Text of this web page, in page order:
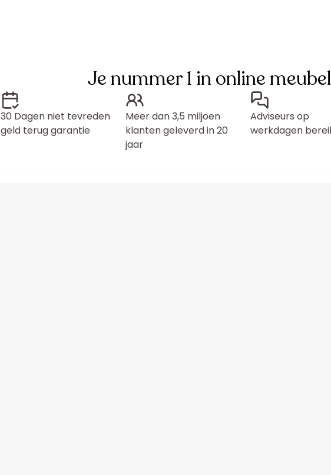
Je nummer 1 in online
30 Dagen niet tevreden
geld terug garantie
Meer dan 3,5 miljoen
klanten geleverd in 20
jaar
Adviseurs op
werkdagen